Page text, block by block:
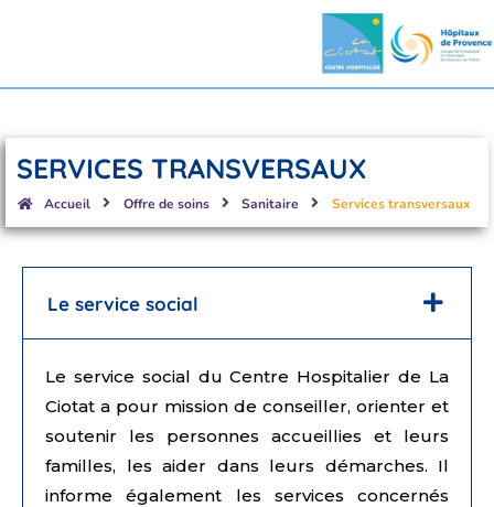
SERVICES TRANSVERSAUX
Accueil Offre de soins Sanitaire Services transversaux
Le service social
Le service social du Centre Hospitalier de La
Ciotat a pour mission de conseiller, orienter et
soutenir les personnes accueillies et leurs
familles, les aider dans leurs démarches. Il
informe également les services concernés